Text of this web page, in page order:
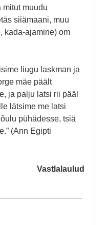
mitut muudu
siiämaani, muu
kada-ajamine) om
liugu laskman ja
mäe päält
ja palju latsi rii pääl
lätsime me latsi
pühädesse, tsiä
(Ann Egipti
Vastlalaulud